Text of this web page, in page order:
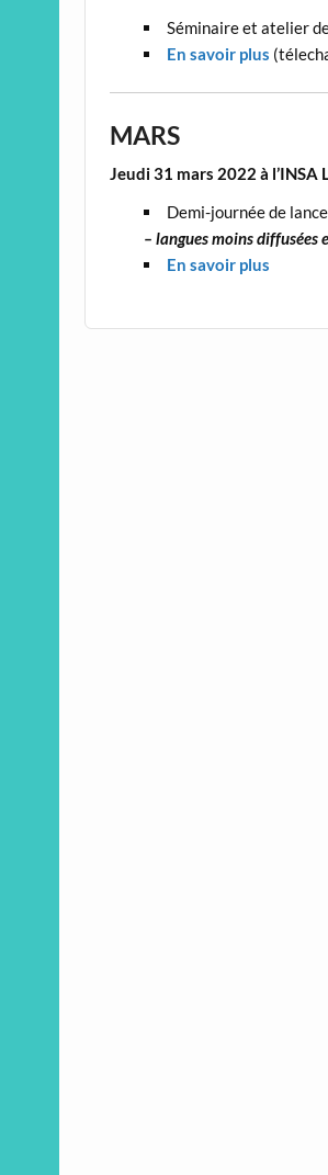
Séminaire et atelier
En savoir plus
MARS
Jeudi 31 mars 2022 à l’INSA
Demi-journée de
– langues moins diffusées
En savoir plus